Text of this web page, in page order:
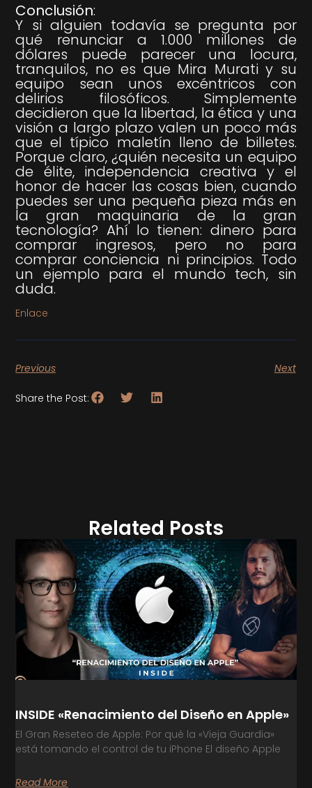
Conclusión:
Y si alguien todavía se pregunta por
qué renunciar a 1.000 millones de
dólares puede parecer una locura,
tranquilos, no es que Mira Murati y su
equipo sean unos excéntricos con
delirios filosóficos. Simplemente
decidieron que la libertad, la ética y una
visión a largo plazo valen un poco más
que el típico maletín lleno de billetes.
Porque claro, ¿quién necesita un equipo
de élite, independencia creativa y el
honor de hacer las cosas bien, cuando
puedes ser una pequeña pieza más en
la gran maquinaria de la gran
tecnología? Ahí lo tienen: dinero para
comprar ingresos, pero no para
comprar conciencia ni principios. Todo
un ejemplo para el mundo tech, sin
duda.
Enlace
Previous Next
Share the Post:
Related Posts
INSIDE «Renacimiento del Diseño en Apple»
El Gran Reseteo de Apple: Por qué la «Vieja Guardia»
está tomando el control de tu iPhone El diseño Apple
Read More